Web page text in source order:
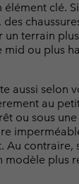
élément clé.
un terrain
ou plus
aussi selon
au
ou sous
contraire,
modèle plus